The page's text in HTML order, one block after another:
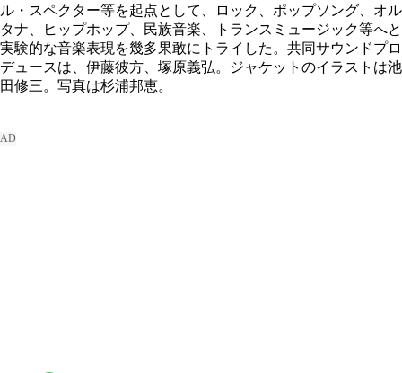
ル・スペクター等を起点として、ロック、ポップソング、オル
タナ、ヒップホップ、民族音楽、トランスミュージック等へと
実験的な音楽表現を幾多果敢にトライした。共同サウンドプロ
デュースは、伊藤彼方、塚原義弘。ジャケットのイラストは池
田修三。写真は杉浦邦恵。